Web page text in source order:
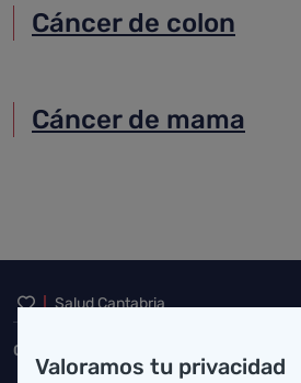
Cáncer de colon
Cáncer de mama
Inicio del pie de
Salud Cantabria
Consejería de Salud
Valoramos tu privacidad